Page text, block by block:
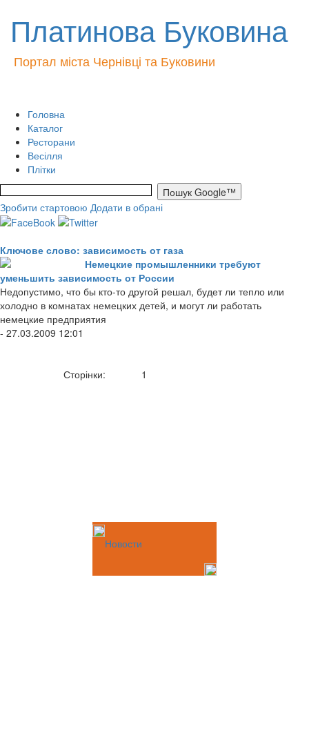
Платинова Буковина
Портал міста Чернівці та Буковини
Головна
Каталог
Ресторани
Весілля
Плітки
Зробити стартовою Додати в обрані
Ключове слово: зависимость от газа
Немецкие промышленники требуют
уменьшить зависимость от России
Недопустимо, что бы кто-то другой решал, будет ли тепло или
холодно в комнатах немецких детей, и могут ли работать
немецкие предприятия
- 27.03.2009 12:01
Сторінки: 1
Новости